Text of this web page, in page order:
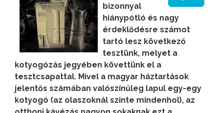
bizonnyal
hiánypótló és nagy
érdeklődésre számot
tartó lesz következő
tesztünk, melyet a
kotyogózás jegyében követtünk el a
tesztcsapattal. Mivel a magyar háztartások
jelentős számában valószínűleg lapul egy-egy
kotyogó (az olaszoknál szinte mindenhol), az